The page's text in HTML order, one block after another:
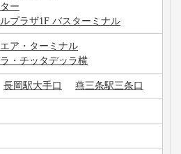
ー
プラザ1F バスターミナル
ア・ターミナル
・チッタデッラ横
長岡駅大手口 燕三条駅三条口